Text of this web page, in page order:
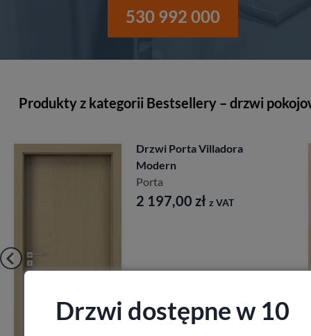
530 992 000
Produkty z kategorii Bestsellery – drzwi
Drzwi Porta Villadora
Modern
Porta
2 197,00 zł z VAT
Zobacz
Drzwi dostępne w 10